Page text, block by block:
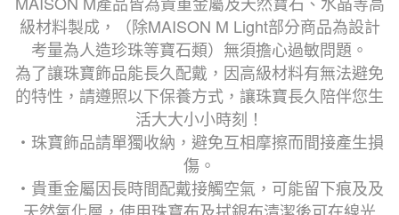
級材料製成，
（除MAISON M Light部分商品為設計
考量為人造珍珠等寶石類） 無須擔心過敏問題。
為了讓珠寶飾品能長久配戴，因高級材料有無法避免
的特性，請遵照以下保養方式，讓珠寶長久陪伴您生
活大大小小時刻！
・珠寶飾品請單獨收納，避免互相摩擦而間接產生損
傷。
・貴重金屬因長時間配戴接觸空氣，可能留下痕及及